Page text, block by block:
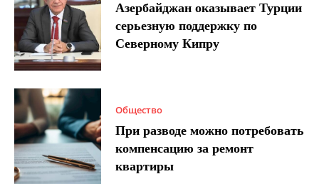
Азербайджан оказывает Турции
серьезную поддержку по
Северному Кипру
Общество
При разводе можно потребовать
компенсацию за ремонт
квартиры